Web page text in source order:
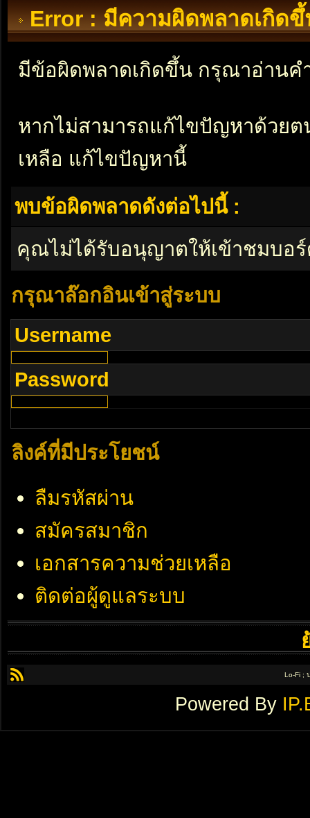
Error : มีความผิดพลาดเกิดขึ้
มีข้อผิดพลาดเกิดขึ้น กรุณาอ่านค
หากไม่สามารถแก้ไขปัญหาด้วย
เหลือ แก้ไขปัญหานี้
พบข้อผิดพลาดดังต่อไปนี้ :
คุณไม่ได้รับอนุญาตให้เข้าชมบอ
กรุณาล๊อกอินเข้าสู่ระบบ
Username
Password
ลิงค์ที่มีประโยชน์
ลืมรหัสผ่าน
สมัครสมาชิก
เอกสารความช่วยเหลือ
ติดต่อผู้ดูแลระบบ
Lo-Fi ;
Powered By